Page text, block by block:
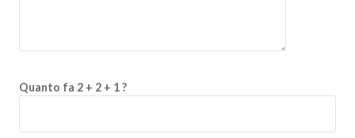
Quanto fa 2 + 2 + 1 ?